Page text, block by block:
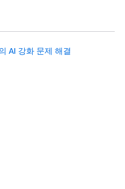
AI 강화 문제 해결